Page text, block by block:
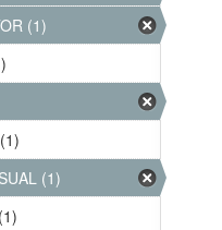
(1)
(1)